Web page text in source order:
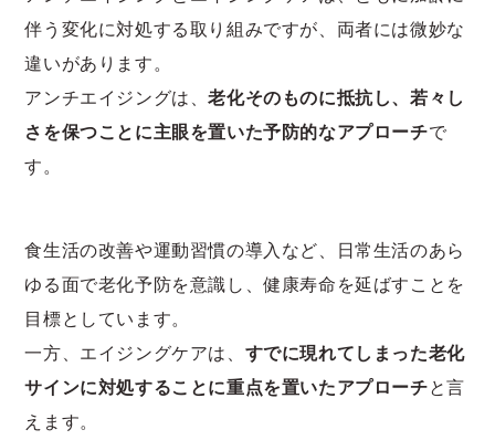
伴う変化に対処する取り組みですが、両者には微妙な
違いがあります。
アンチエイジングは、老化そのものに抵抗し、若々し
さを保つことに主眼を置いた予防的なアプローチで
す。
食生活の改善や運動習慣の導入など、日常生活のあら
ゆる面で老化予防を意識し、健康寿命を延ばすことを
目標としています。
一方、エイジングケアは、 すでに現れてしまった老化
サインに対処することに重点を置いたアプローチと言
えます。